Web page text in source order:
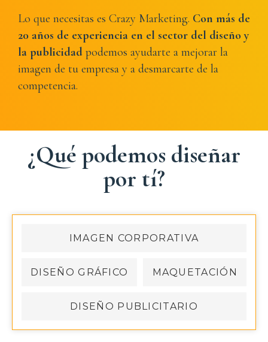
Lo que necesitas es Crazy Marketing. Con más de
20 años de experiencia en el sector del diseño y
la publicidad podemos ayudarte a mejorar la
imagen de tu empresa y a desmarcarte de la
competencia.
¿Qué podemos diseñar
por tí?
IMAGEN CORPORATIVA
DISEÑO GRÁFICO MAQUETACIÓN
DISEÑO PUBLICITARIO